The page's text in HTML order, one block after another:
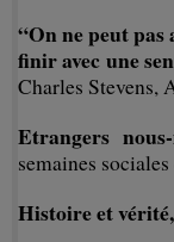
“On ne peut
finir avec une
Charles Stevens,
Etrangers
semaines
Histoire et vérité,